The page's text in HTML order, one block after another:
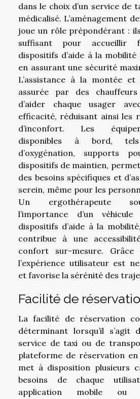
dans le choix d’un service de
médicalisé. L’aménagement
joue un rôle prépondérant :
suffisant pour accueillir
dispositifs d’aide à la
en assurant une sécurité
L’assistance à la montée
assurée par des
d’aider chaque usager
efficacité, réduisant ainsi les
d’inconfort. Les
disponibles à bord,
d’oxygénation, supports
dispositifs de maintien,
des besoins spécifiques et
serein, même pour les
Un ergothérapeute
l’importance d’un
dispositifs d’aide à la
contribue à une
confort sur-mesure.
l’expérience utilisateur est
et favorise la sérénité des
Facilité de
La facilité de réservation
déterminant lorsqu’il s’agit
service de taxi ou de
plateforme de réservation
met à disposition plusieurs
besoins de chaque
application mobile ou